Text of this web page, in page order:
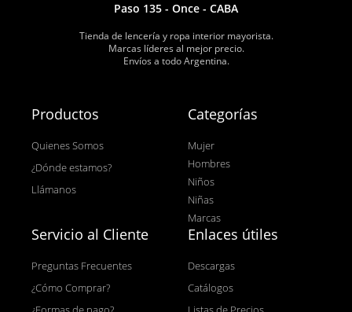
Paso 135 - Once - CABA
Tienda de lencería y ropa interior mayorista.
Marcas líderes al mejor precio.
Envíos a todo Argentina.
Productos
Quienes Somos
¿Dónde estamos?
Llámanos
Categorías
Mujer
Hombres
Niños
Niñas
Marcas
Servicio al Cliente
Preguntas Frecuentes
¿Cómo Comprar?
Enlaces útiles
Descargas
Catálogos